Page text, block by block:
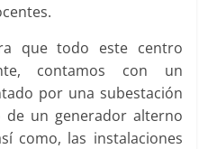
que todo este centro
contamos con un
por una subestación
de un generador alterno
como, las instalaciones